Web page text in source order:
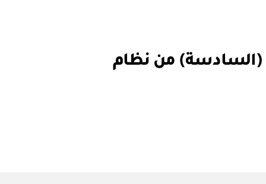
تعديل في الفقرة (1) من المادة (السادسة) من نظام